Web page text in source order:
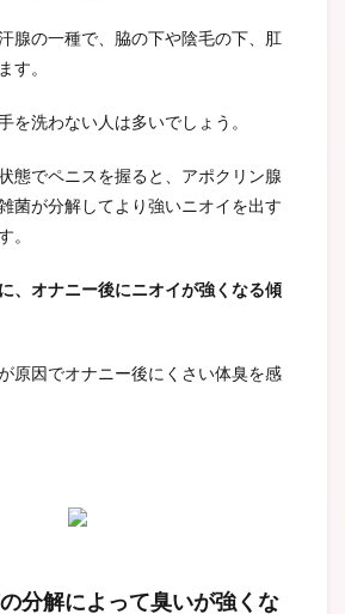
腺の一種で、脇の下や陰毛の下、肛
す。
を洗わない人は多いでしょう。
態でペニスを握ると、アポクリン腺
菌が分解してより強いニオイを出す
。
、オナニー後にニオイが強くなる傾
原因でオナニー後にくさい体臭を感
分解によって臭いが強くな